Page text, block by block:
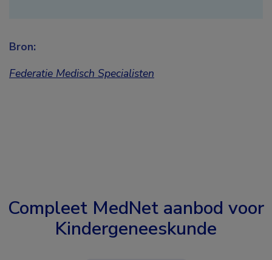
Bron:
Federatie Medisch Specialisten
Compleet MedNet aanbod voor
Kindergeneeskunde